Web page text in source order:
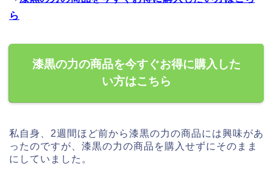
ら
漆黒の力の商品を今すぐお得に購入した
い方はこちら
私自身、2週間ほど前から漆黒の力の商品には興味があ
ったのですが、漆黒の力の商品を購入せずにそのまま
にしていました。